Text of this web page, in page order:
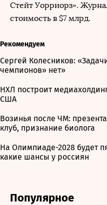
Стейт Уорриорз».
стоимость в $7 млрд.
Рекомендуем
Сергей Колесников:
чемпионов» нет»
НХЛ построит
США
Возинья после ЧМ:
клуб, признание биолога
На Олимпиаде-2028 будет
какие шансы у россиян
Популярное